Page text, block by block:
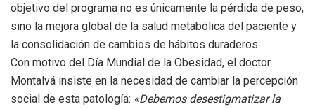
objetivo del programa no es únicamente la pérdida de peso,
sino la mejora global de la salud metabólica del paciente y
la consolidación de cambios de hábitos duraderos.
Con motivo del Día Mundial de la Obesidad, el doctor
Montalvá insiste en la necesidad de cambiar la percepción
social de esta patología: «Debemos desestigmatizar la